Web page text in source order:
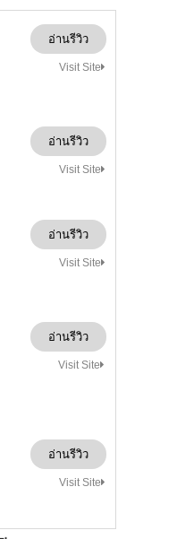
อ่านรีวิว
Visit Site
อ่านรีวิว
Visit Site
อ่านรีวิว
Visit Site
อ่านรีวิว
Visit Site
อ่านรีวิว
Visit Site